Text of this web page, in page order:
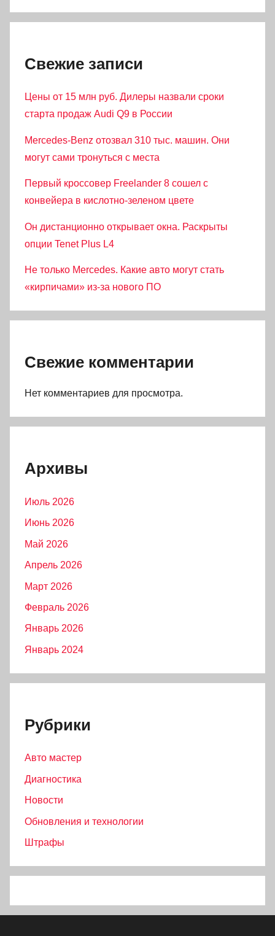
Свежие записи
Цены от 15 млн руб. Дилеры назвали сроки
старта продаж Audi Q9 в России
Mercedes-Benz отозвал 310 тыс. машин. Они
могут сами тронуться с места
Первый кроссовер Freelander 8 сошел с
конвейера в кислотно-зеленом цвете
Он дистанционно открывает окна. Раскрыты
опции Tenet Plus L4
Не только Mercedes. Какие авто могут стать
«кирпичами» из-за нового ПО
Свежие комментарии
Нет комментариев для просмотра.
Архивы
Июль 2026
Июнь 2026
Май 2026
Апрель 2026
Март 2026
Февраль 2026
Январь 2026
Январь 2024
Рубрики
Авто мастер
Диагностика
Новости
Обновления и технологии
Штрафы